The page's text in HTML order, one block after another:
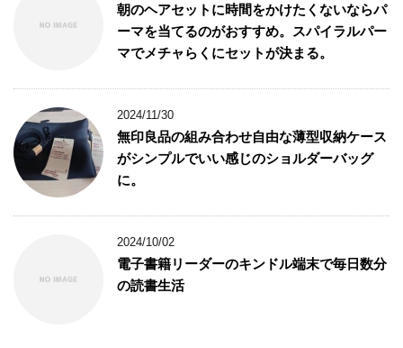
朝のヘアセットに時間をかけたくないならパ
ーマを当てるのがおすすめ。スパイラルパー
マでメチャらくにセットが決まる。
2024/11/30
無印良品の組み合わせ自由な薄型収納ケース
がシンプルでいい感じのショルダーバッグ
に。
2024/10/02
電子書籍リーダーのキンドル端末で毎日数分
の読書生活